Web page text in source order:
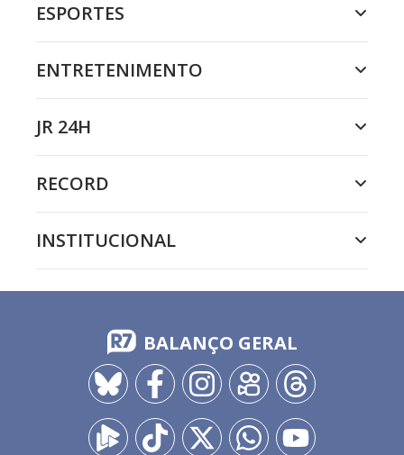
ESPORTES
ENTRETENIMENTO
JR 24H
RECORD
INSTITUCIONAL
BALANÇO GERAL